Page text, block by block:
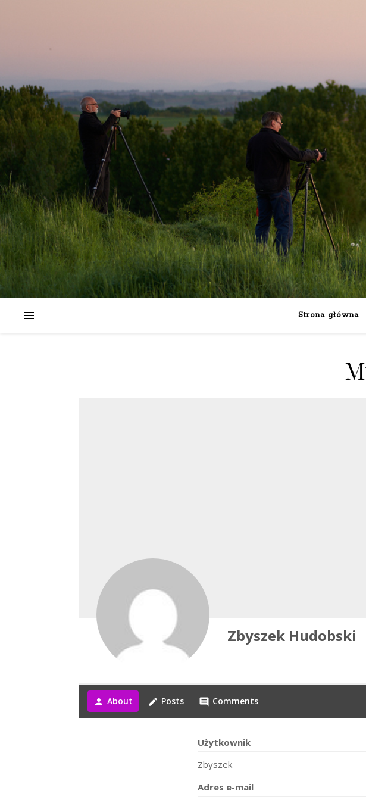
Strona główna
Zbyszek Hudobski
person About create Posts comment Comments
Użytkownik
Zbyszek
Adres e-mail